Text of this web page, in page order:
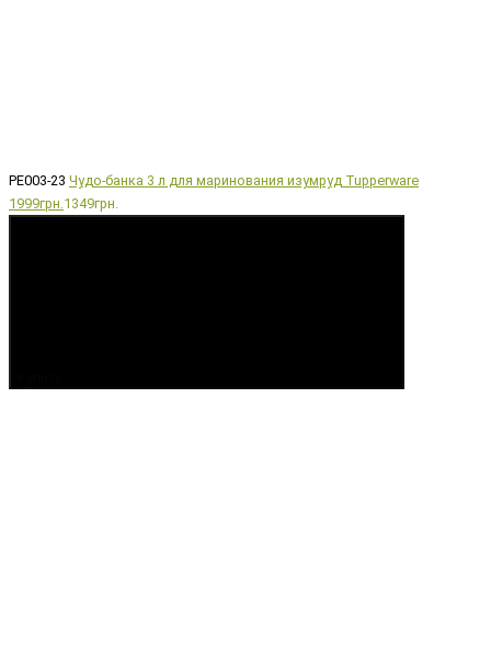
РЕ003-23 Чудо-банка 3 л для маринования изумруд Tupperware
1999грн. 1349грн.